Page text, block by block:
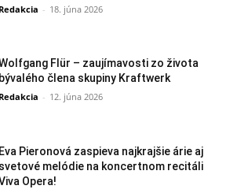
Redakcia - 18. júna 2026
Flür – zaujímavosti zo života
bývalého člena skupiny Kraftwerk
Redakcia - 12. júna 2026
Eva Pieronová zaspieva najkrajšie árie aj
svetové melódie na koncertnom recitáli
Opera!